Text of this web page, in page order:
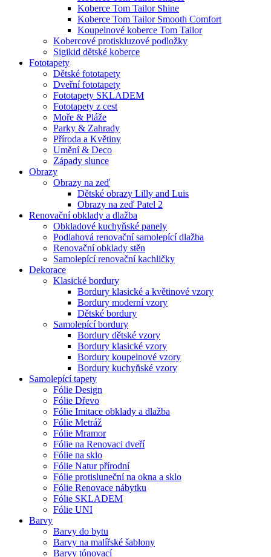
Koberce Tom Tailor Shine
Koberce Tom Tailor Smooth Comfort
Koupelnové koberce Tom Tailor
Kobercové protiskluzové podložky
Sigikid dětské koberce
Fototapety
Dětské fototapety
Dveřní fototapety
Fototapety SKLADEM
Fototapety z cest
Moře & Pláže
Parky & Zahrady
Příroda a Květiny
Umění & Deco
Západy slunce
Obrazy
Obrazy na zeď
Dětské obrazy Lilly and Luis
Obrazy na zeď Patel 2
Renovační obklady a dlažba
Obkladové kuchyňské panely
Podlahová renovační samolepící dlažba
Renovační obklady stěn
Samolepící renovační kachličky
Dekorace
Klasické bordury
Bordury klasické a květinové vzory
Bordury moderní vzory
Dětské bordury
Samolepící bordury
Bordury dětské vzory
Bordury klasické vzory
Bordury koupelnové vzory
Bordury kuchyňské vzory
Samolepící tapety
Fólie Design
Fólie Dřevo
Fólie Imitace obklady a dlažba
Fólie Metráž
Fólie Mramor
Fólie na Renovaci dveří
Fólie na sklo
Fólie Natur přírodní
Fólie protisluneční na okna a sklo
Fólie Renovace nábytku
Fólie SKLADEM
Fólie UNI
Barvy
Barvy do bytu
Barvy na malířské šablony
Barvy tónovací